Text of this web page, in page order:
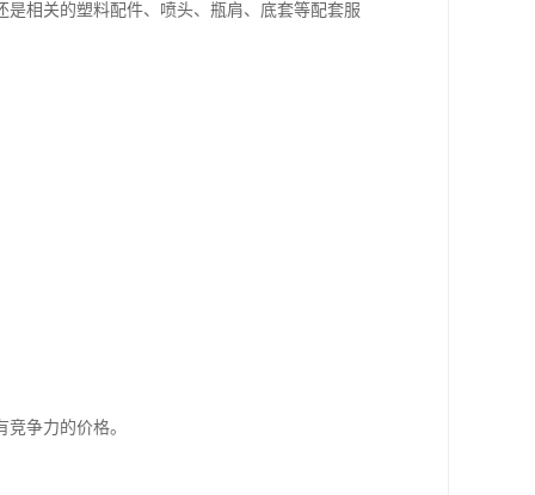
相关的塑料配件、喷头、瓶肩、底套等配套服
争力的价格。